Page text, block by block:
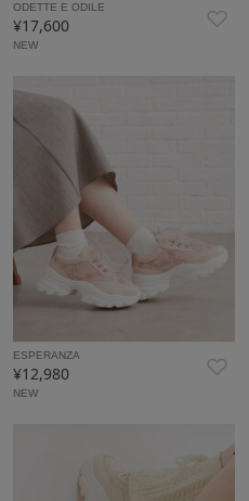
ODETTE E ODILE
¥17,600
NEW
ESPERANZA
¥12,980
NEW